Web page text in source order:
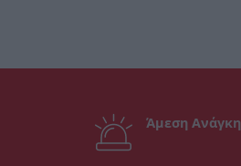
Άμεση Ανάγκη